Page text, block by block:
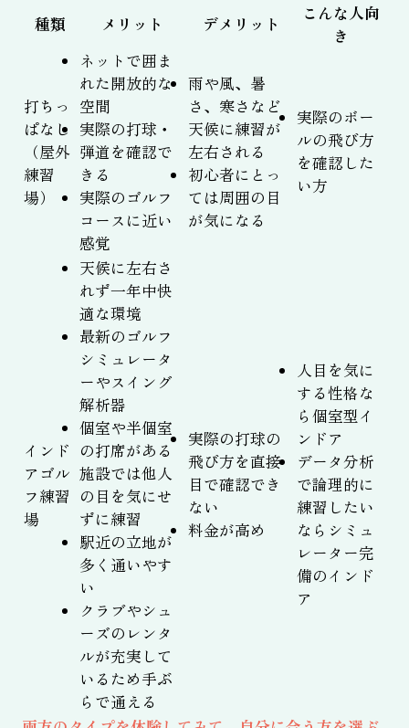
種類
メリット デメリット
こんな人向
き
打ちっ
ぱなし
（屋外
練習
場）
ネットで囲ま
れた開放的な
空間
実際の打球・
弾道を確認で
きる
実際のゴルフ
コースに近い
感覚
雨や風、暑
さ、寒さなど
天候に練習が
左右される
初心者にとっ
ては周囲の目
が気になる
実際のボー
ルの飛び方
を確認した
い方
インド
アゴル
フ練習
場
天候に左右さ
れず一年中快
適な環境
最新のゴルフ
シミュレータ
ーやスイング
解析器
個室や半個室
の打席がある
施設では他人
の目を気にせ
ずに練習
駅近の立地が
多く通いやす
い
クラブやシュ
ーズのレンタ
ルが充実して
いるため手ぶ
らで通える
実際の打球の
飛び方を直接
目で確認でき
ない
料金が高め
人目を気に
する性格な
ら個室型イ
ンドア
データ分析
で論理的に
練習したい
ならシミュ
レーター完
備のインド
ア